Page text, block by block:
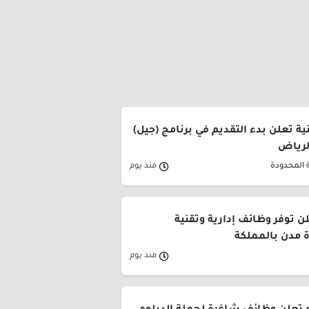
تعلن بدء التقديم في برنامج (جيل)
المحدودة منذ يوم
توفر وظائف إدارية وتقنية
مدن بالمملكة
منذ يوم